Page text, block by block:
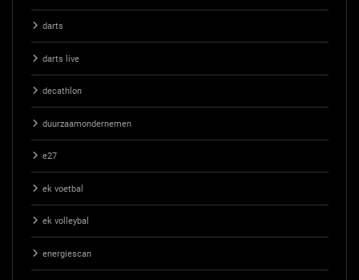
darts
darts live
decathlon
duurzaamondernemen
e27
ek voetbal
ek volleybal
energiescan